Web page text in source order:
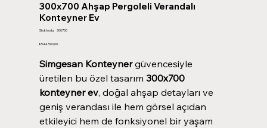
300x700 Ahşap Pergoleli Verandalı
Konteyner Ev
Stok kodu:
Stok
300700
300700
Fiyat
₺544.500,00
Simgesan Konteynergüvencesiyle
üretilen bu özel tasarım 300x700
konteyner ev, doğal ahşap detayları ve
geniş verandası ile hem görsel açıdan
etkileyici hem de fonksiyonel bir yaşam